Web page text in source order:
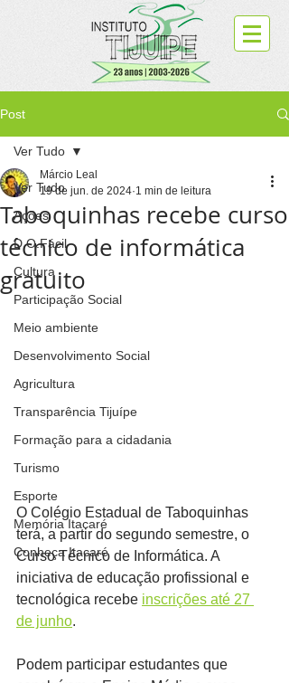
Post
Ver Tudo
Ações
D.O.Fácil
Cultura
Participação Social
Meio ambiente
Desenvolvimento Social
Agricultura
Transparência Tijuípe
Formação para a cidadania
Turismo
Esporte
Memória Itacaré
Conheça Itacaré
Ver Tudo
Taboquinhas recebe curso
técnico de informática
gratuito
Márcio Leal
19 de jun. de 2024 1 min de leitura
O Colégio Estadual de Taboquinhas
terá, a partir do segundo semestre, o
Curso Técnico de Informática. A
iniciativa de educação profissional e
tecnológica recebe inscrições até 27
de junho.
Podem participar estudantes que